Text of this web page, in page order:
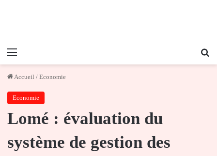
Menu
Accueil / Economie
Economie
Lomé : évaluation du
système de gestion des